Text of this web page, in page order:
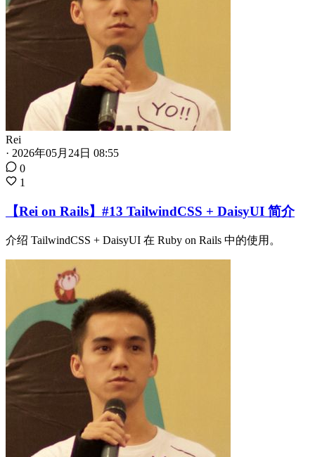
Rei
· 2026年05月24日 08:55
0
1
【Rei on Rails】#13 TailwindCSS + DaisyUI 简介
介绍 TailwindCSS + DaisyUI 在 Ruby on Rails 中的使用。